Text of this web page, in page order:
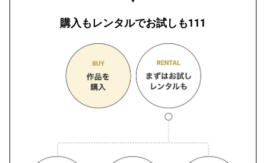
購入もレンタルでお試しも111